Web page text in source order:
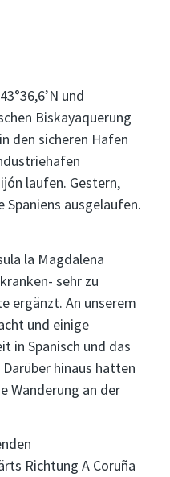
und
Biskayaquerung
den sicheren Hafen
laufen. Gestern,
ausgelaufen.
la Magdalena
sehr zu
ergänzt. An unserem
und einige
in Spanisch und das
hinaus hatten
Wanderung an der
Richtung A Coruña